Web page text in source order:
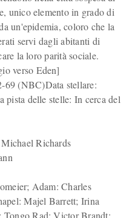
unico elemento in grado di
un'epidemia, coloro che la
servi dagli abitanti di
la loro parità sociale.
verso Eden]
69 (NBC)Data stellare:
pista delle stelle: In cerca del
Richards
Adam: Charles
Majel Barrett; Irina
Rad: Victor Brandt;